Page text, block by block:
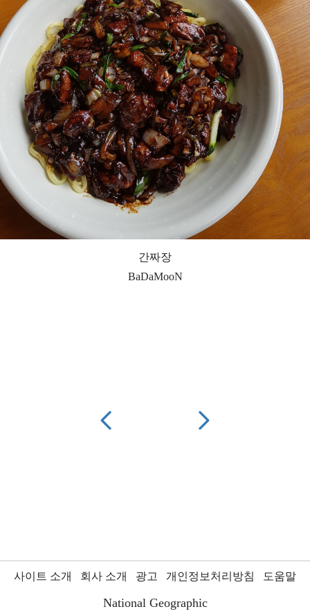
간짜장
BaDaMooN
사이트 소개 회사 소개 광고 개인정보처리방침 도움말
National Geographic